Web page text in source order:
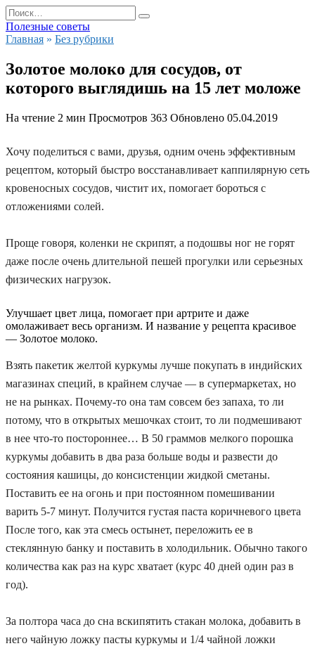
Перейти
к
содержанию
Search
for:
Полезные советы
Главная » Без рубрики
Золотое молоко для сосудов, от
которого выглядишь на 15 лет моложе
На чтение 2 мин Просмотров 363 Обновлено 05.04.2019
Хочу поделиться с вами, друзья, одним очень эффективным
рецептом, который быстро восстанавливает каппилярную сеть
кровеносных сосудов, чистит их, помогает бороться с
отложениями солей.
Проще говоря, коленки не скрипят, а подошвы ног не горят
даже после очень длительной пешей прогулки или серьезных
физических нагрузок.
Улучшает цвет лица, помогает при артрите и даже
омолаживает весь организм. И название у рецепта красивое
— Золотое молоко.
Взять пакетик желтой куркумы лучше покупать в индийских
магазинах специй, в крайнем случае — в супермаркетах, но
не на рынках. Почему-то она там совсем без запаха, то ли
потому, что в открытых мешочках стоит, то ли подмешивают
в нее что-то постороннее… В 50 граммов мелкого порошка
куркумы добавить в два раза больше воды и развести до
состояния кашицы, до консистенции жидкой сметаны.
Поставить ее на огонь и при постоянном помешивании
варить 5-7 минут. Получится густая паста коричневого цвета
После того, как эта смесь остынет, переложить ее в
стеклянную банку и поставить в холодильник. Обычно такого
количества как раз на курс хватает (курс 40 дней один раз в
год).
За полтора часа до сна вскипятить стакан молока, добавить в
него чайную ложку пасты куркумы и 1/4 чайной ложки